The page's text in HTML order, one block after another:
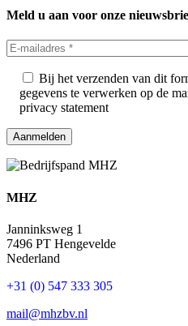
Meld u aan voor onze
Bij het verzenden van dit
gegevens te verwerken op de
privacy statement
MHZ
Janninksweg 1
7496 PT Hengevelde
Nederland
+31 (0) 547 333 305
mail@mhzbv.nl